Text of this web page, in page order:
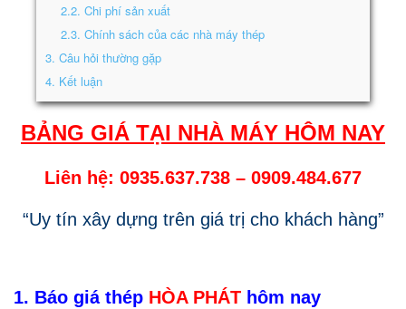
2.2.Chi phí sản xuất
2.3.Chính sách của các nhà máy thép
3. Câu hỏi thường gặp
4. Kết luận
BẢNG GIÁ TẠI NHÀ MÁY HÔM NAY
Liên hệ: 0935.637.738 – 0909.484.677
“Uy tín xây dựng trên giá trị cho khách hàng”
1. Báo giá thép HÒA PHÁT hôm nay